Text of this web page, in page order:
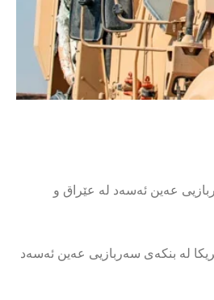
عەین ئەسەد لە عێراق و
سەرەتاى مانگی تشرینی یەکەمی ٢٠٢٥، هێزەکانی ئەمریکا لە بنکەى سەربازیی عەین ئەسەد